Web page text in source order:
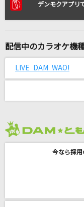
[生音]ジョジョ～
フレンズ
レベッカ
どんなときも。
槇原敬之(Makihara)
デンモクアプリ
配信中のカラオケ機
LIVE DAM WAO!
今なら採